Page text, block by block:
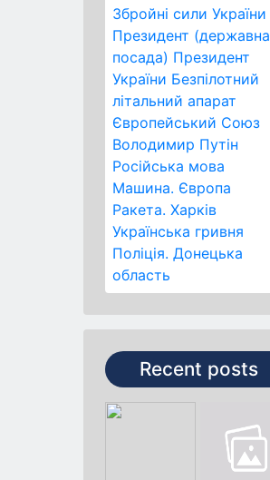
Збройні сили України
Президент (державна
посада) Президент
України Безпілотний
літальний апарат
Європейський Союз
Володимир Путін
Російська мова
Машина. Європа
Ракета. Харків
Українська гривня
Поліція. Донецька
область
Recent posts